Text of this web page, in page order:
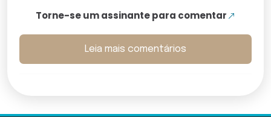
Torne-se um assinante para comentar
Leia mais comentários